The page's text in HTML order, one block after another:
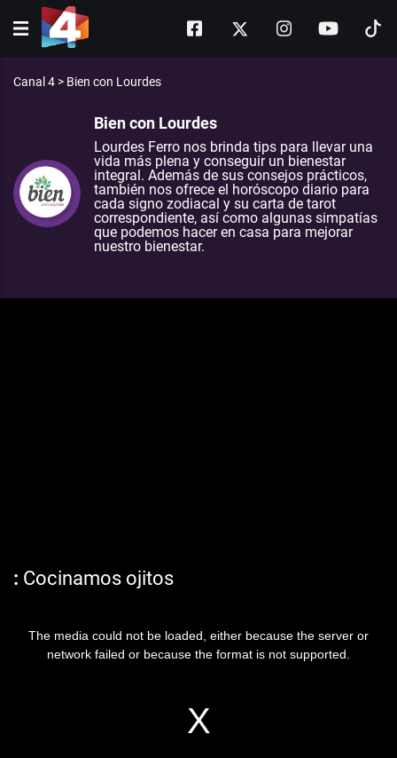
Canal 4 > Bien con Lourdes
Bien con Lourdes
Lourdes Ferro nos brinda tips para llevar una
vida más plena y conseguir un bienestar
integral. Además de sus consejos prácticos,
también nos ofrece el horóscopo diario para
cada signo zodiacal y su carta de tarot
correspondiente, así como algunas simpatías
que podemos hacer en casa para mejorar
nuestro bienestar.
Cocinamos ojitos
The media could not be loaded, either because the server or
network failed or because the format is not supported.